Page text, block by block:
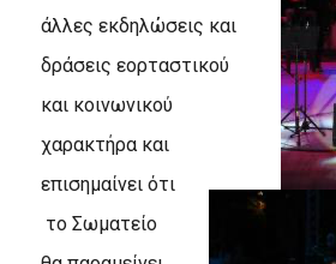
άλλες εκδηλώσεις και
δράσεις εορταστικού
και κοινωνικού
χαρακτήρα και
επισημαίνει ότι
το Σωματείο